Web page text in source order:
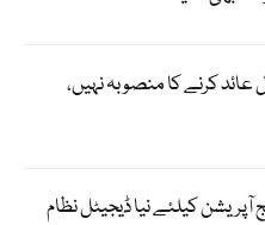
عائد کرنے کا منصوبہ نہیں،
حج آپریشن کیلئے نیا ڈیجیٹل نظام